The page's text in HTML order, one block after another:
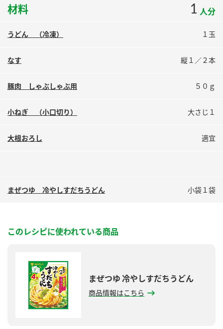
納豆の豆知識
ミツカン公式通販
材料 1 人分
うどん （冷凍） １玉
なす 縦１／２本
豚肉 しゃぶしゃぶ用 ５０ｇ
小ねぎ （小口切り） 大さじ１
大根おろし 適宜
まぜつゆ 冷やしすだちうどん 小袋１袋
このレシピに使われている商品
まぜつゆ 冷やしすだちうどん
商品情報はこちら